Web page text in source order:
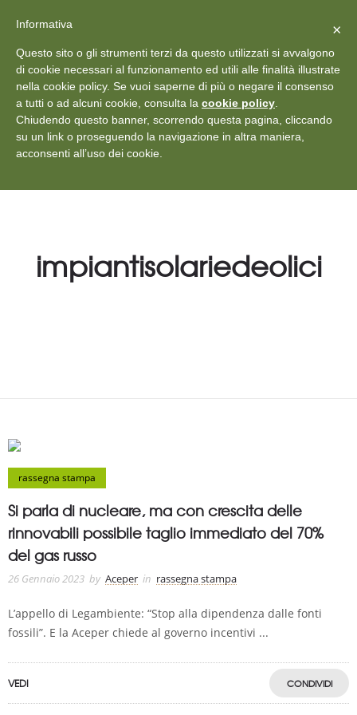
+39 011 18867102 info@aceper.it Statuto
Aceper
impiantisolariedeolici
rassegna stampa
Si parla di nucleare, ma con crescita delle
rinnovabili possibile taglio immediato del 70%
del gas russo
26 Gennaio 2023 by Aceper in rassegna stampa
L’appello di Legambiente: “Stop alla dipendenza dalle fonti
fossili”. E la Aceper chiede al governo incentivi ...
VEDI CONDIVIDI
Vedi: Protezione dei dati personali ×
Informativa
Questo sito o gli strumenti terzi da questo utilizzati si avvalgono
di cookie necessari al funzionamento ed utili alle finalità illustrate
nella cookie policy. Se vuoi saperne di più o negare il consenso
a tutti o ad alcuni cookie, consulta la cookie policy
Chiudendo questo banner, scorrendo questa pagina, cliccando
su un link o proseguendo la navigazione in altra maniera,
acconsenti all’uso dei cookie.